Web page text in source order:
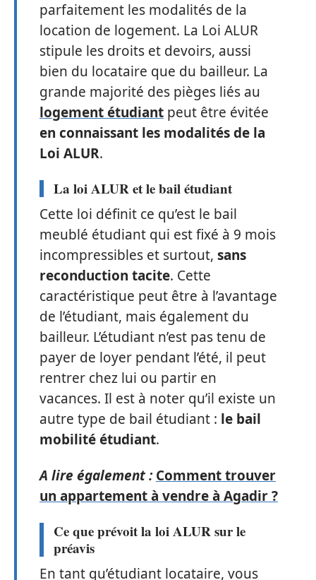
parfaitement les modalités de la
location de logement. La Loi ALUR
stipule les droits et devoirs, aussi
bien du locataire que du bailleur. La
grande majorité des pièges liés au
logement étudiant peut être évitée
en connaissant les modalités de la
Loi ALUR.
La loi ALUR et le bail étudiant
Cette loi définit ce qu’est le bail
meublé étudiant qui est fixé à 9 mois
incompressibles et surtout, sans
reconduction tacite. Cette
caractéristique peut être à l’avantage
de l’étudiant, mais également du
bailleur. L’étudiant n’est pas tenu de
payer de loyer pendant l’été, il peut
rentrer chez lui ou partir en
vacances. Il est à noter qu’il existe un
autre type de bail étudiant : le bail
mobilité étudiant.
A lire également : Comment trouver
un appartement à vendre à Agadir ?
Ce que prévoit la loi ALUR sur le
préavis
En tant qu’étudiant locataire, vous